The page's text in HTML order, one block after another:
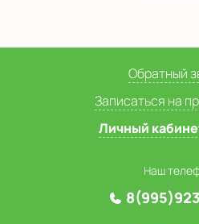
Обратный
Записаться на
Личный
Наш